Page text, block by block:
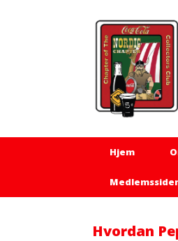
Hjem
Medlemssider
Hvordan